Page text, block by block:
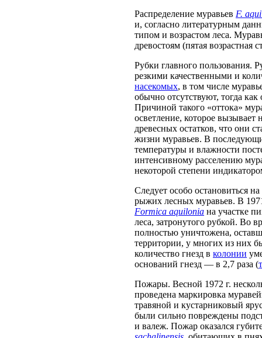
Распределение муравьев F.
и, согласно литературным
типом и возрастом леса.
древостоям (пятая возрастная
Рубки главного пользования.
резкими качественными и
насекомых, в том числе
обычно отсутствуют, тогда
Причиной такого «оттока»
осветление, которое вызывает
древесных остатков, что они
жизни муравьев. В
температуры и влажности
интенсивному расселению
некоторой степени
Следует особо остановиться
рыжих лесных муравьев. В
Formica aquilonia на участке
леса, затронутого рубкой. Во
полностью уничтожена,
территории, у многих из них
количество гнезд в колонии
оснований гнезд — в 2,7 раза (
Пожары. Весной 1972 г.
проведена маркировка
травяной и кустарниковый
были сильно повреждены
и валеж. Пожар оказался